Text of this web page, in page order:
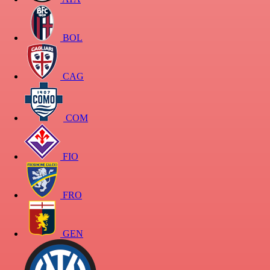
BOL
CAG
COM
FIO
FRO
GEN